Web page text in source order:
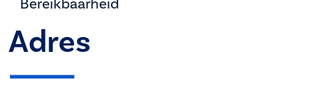
Bereikbaarheid
Adres